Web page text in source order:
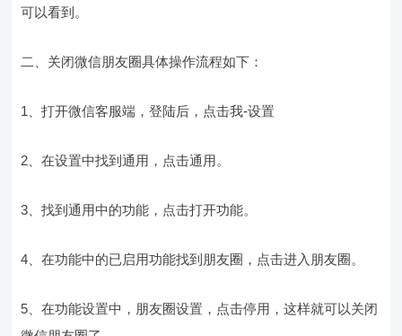
可以看到。
二、关闭微信朋友圈具体操作流程如下：
1、打开微信客服端，登陆后，点击我-设置
2、在设置中找到通用，点击通用。
3、找到通用中的功能，点击打开功能。
4、在功能中的已启用功能找到朋友圈，点击进入朋友圈。
5、在功能设置中，朋友圈设置，点击停用，这样就可以关闭